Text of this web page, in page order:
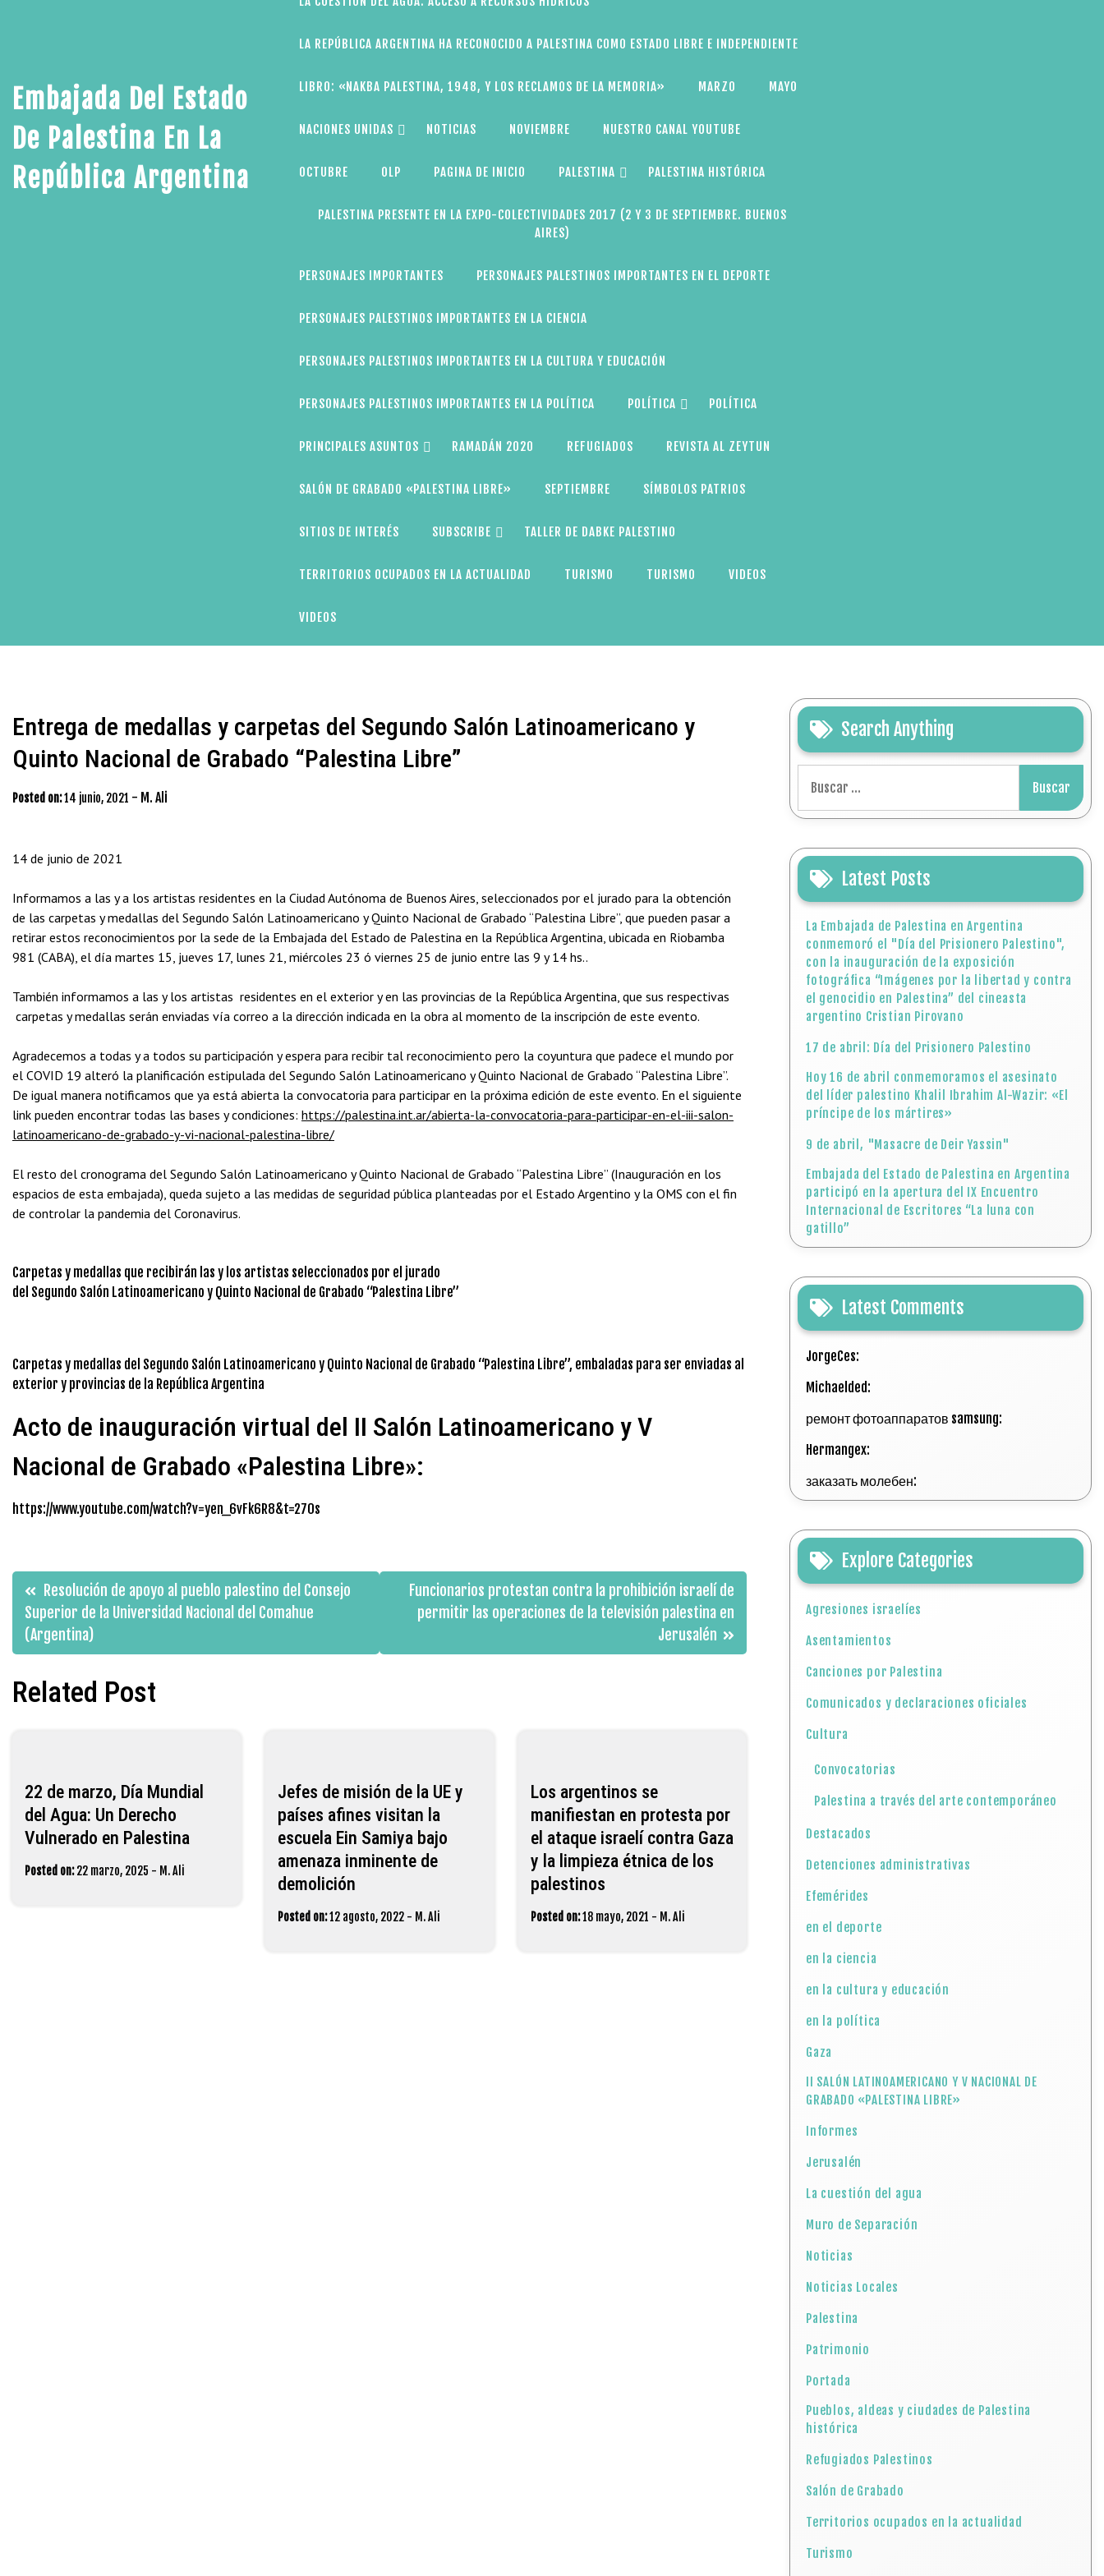
Embajada Del Estado
De Palestina En La
República Argentina
LA REPÚBLICA ARGENTINA HA RECONOCIDO A PALESTINA COMO ESTADO LIBRE E INDEPENDIENTE
LIBRO: «NAKBA PALESTINA, 1948, Y LOS RECLAMOS DE LA MEMORIA» MARZO MAYO
NACIONES UNIDAS NOTICIAS NOVIEMBRE NUESTRO CANAL YOUTUBE
OCTUBRE OLP PAGINA DE INICIO PALESTINA PALESTINA HISTÓRICA
PALESTINA PRESENTE EN LA EXPO-COLECTIVIDADES 2017 (2 Y 3 DE SEPTIEMBRE. BUENOS
AIRES)
PERSONAJES IMPORTANTES PERSONAJES PALESTINOS IMPORTANTES EN EL DEPORTE
PERSONAJES PALESTINOS IMPORTANTES EN LA CIENCIA
PERSONAJES PALESTINOS IMPORTANTES EN LA CULTURA Y EDUCACIÓN
PERSONAJES PALESTINOS IMPORTANTES EN LA POLÍTICA POLÍTICA POLÍTICA
PRINCIPALES ASUNTOS RAMADÁN 2020 REFUGIADOS REVISTA AL ZEYTUN
SALÓN DE GRABADO «PALESTINA LIBRE» SEPTIEMBRE SÍMBOLOS PATRIOS
SITIOS DE INTERÉS SUBSCRIBE TALLER DE DABKE PALESTINO
TERRITORIOS OCUPADOS EN LA ACTUALIDAD TURISMO TURISMO VIDEOS
VIDEOS
Entrega de medallas y carpetas del Segundo Salón Latinoamericano y
Quinto Nacional de Grabado “Palestina Libre”
Posted on:14 junio, 2021 - M. Ali
14 de junio de 2021
Informamos a las y a los artistas residentes en la Ciudad Autónoma de Buenos Aires, seleccionados por el jurado para la obtención
de las carpetas y medallas del Segundo Salón Latinoamericano y Quinto Nacional de Grabado “Palestina Libre”, que pueden pasar a
retirar estos reconocimientos por la sede de la Embajada del Estado de Palestina en la República Argentina, ubicada en Riobamba
981 (CABA), el día martes 15, jueves 17, lunes 21, miércoles 23 ó viernes 25 de junio entre las 9 y 14 hs..
También informamos a las y los artistas residentes en el exterior y en las provincias de la República Argentina, que sus respectivas
carpetas y medallas serán enviadas vía correo a la dirección indicada en la obra al momento de la inscripción de este evento.
Agradecemos a todas y a todos su participación y espera para recibir tal reconocimiento pero la coyuntura que padece el mundo por
el COVID 19 alteró la planificación estipulada del Segundo Salón Latinoamericano y Quinto Nacional de Grabado “Palestina Libre”.
De igual manera notificamos que ya está abierta la convocatoria para participar en la próxima edición de este evento. En el siguiente
link pueden encontrar todas las bases y condiciones: https://palestina.int.ar/abierta-la-convocatoria-para-participar-en-el-iii-salon-
latinoamericano-de-grabado-y-vi-nacional-palestina-libre/
El resto del cronograma del Segundo Salón Latinoamericano y Quinto Nacional de Grabado “Palestina Libre” (Inauguración en los
espacios de esta embajada), queda sujeto a las medidas de seguridad pública planteadas por el Estado Argentino y la OMS con el fin
de controlar la pandemia del Coronavirus.
Carpetas y medallas que recibirán las y los artistas seleccionados por el jurado
del Segundo Salón Latinoamericano y Quinto Nacional de Grabado “Palestina Libre”
Carpetas y medallas del Segundo Salón Latinoamericano y Quinto Nacional de Grabado “Palestina Libre”, embaladas para ser enviadas al
exterior y provincias de la República Argentina
Acto de inauguración virtual del II Salón Latinoamericano y V
Nacional de Grabado «Palestina Libre»:
https://www.youtube.com/watch?v=yen_6vFk6R8&t=270s
Navegación
de
entradas
Resolución de apoyo al pueblo palestino del Consejo
Superior de la Universidad Nacional del Comahue
(Argentina)
Funcionarios protestan contra la prohibición israelí de
permitir las operaciones de la televisión palestina en
Jerusalén
Related Post
22 de marzo, Día Mundial
del Agua: Un Derecho
Vulnerado en Palestina
Posted on: 22 marzo, 2025 - M. Ali
Jefes de misión de la UE y
países afines visitan la
escuela Ein Samiya bajo
amenaza inminente de
demolición
Posted on:12 agosto, 2022- M. Ali
Los argentinos se
manifiestan en protesta por
el ataque israelí contra Gaza
y la limpieza étnica de los
palestinos
Posted on:18 mayo, 2021 - M. Ali
Search Anything
Latest Posts
La Embajada de Palestina en Argentina
conmemoró el "Día del Prisionero Palestino",
con la inauguración de la exposición
fotográfica “Imágenes por la libertad y contra
el genocidio en Palestina” del cineasta
argentino Cristian Pirovano
17 de abril: Día del Prisionero Palestino
Hoy 16 de abril conmemoramos el asesinato
del líder palestino Khalil Ibrahim Al-Wazir: «El
príncipe de los mártires»
9 de abril, "Masacre de Deir Yassin"
Embajada del Estado de Palestina en Argentina
participó en la apertura del IX Encuentro
Internacional de Escritores “La luna con
gatillo”
Latest Comments
JorgeCes:
Michaelded:
ремонт фотоаппаратов samsung:
Hermangex:
заказать молебен:
Explore Categories
Agresiones israelíes
Asentamientos
Canciones por Palestina
Comunicados y declaraciones oficiales
Cultura
Convocatorias
Palestina a través del arte contemporáneo
Destacados
Detenciones administrativas
Efemérides
en el deporte
en la ciencia
en la cultura y educación
en la política
Gaza
II SALÓN LATINOAMERICANO Y V NACIONAL DE
GRABADO «PALESTINA LIBRE»
Informes
Jerusalén
La cuestión del agua
Muro de Separación
Noticias
Noticias Locales
Palestina
Patrimonio
Portada
Pueblos, aldeas y ciudades de Palestina
histórica
Refugiados Palestinos
Salón de Grabado
Territorios ocupados en la actualidad
Turismo